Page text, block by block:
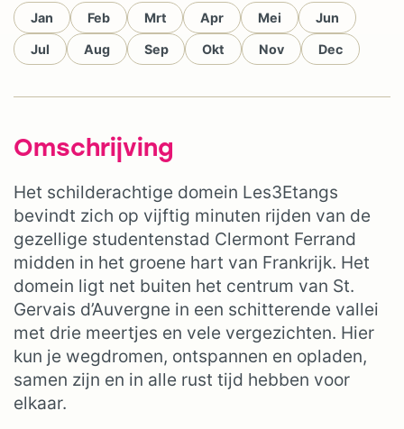
Jan Feb Mrt Apr Mei Jun
Jul Aug Sep Okt Nov Dec
Omschrijving
Het schilderachtige domein Les3Etangs
bevindt zich op vijftig minuten rijden van de
gezellige studentenstad Clermont Ferrand
midden in het groene hart van Frankrijk. Het
domein ligt net buiten het centrum van St.
Gervais d’Auvergne in een schitterende vallei
met drie meertjes en vele vergezichten. Hier
kun je wegdromen, ontspannen en opladen,
samen zijn en in alle rust tijd hebben voor
elkaar.